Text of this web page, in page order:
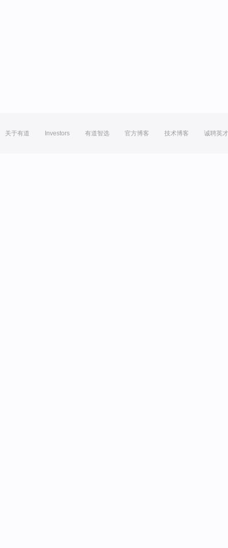
关于有道 Investors 有道智选 官方博客 技术博客 诚聘英才